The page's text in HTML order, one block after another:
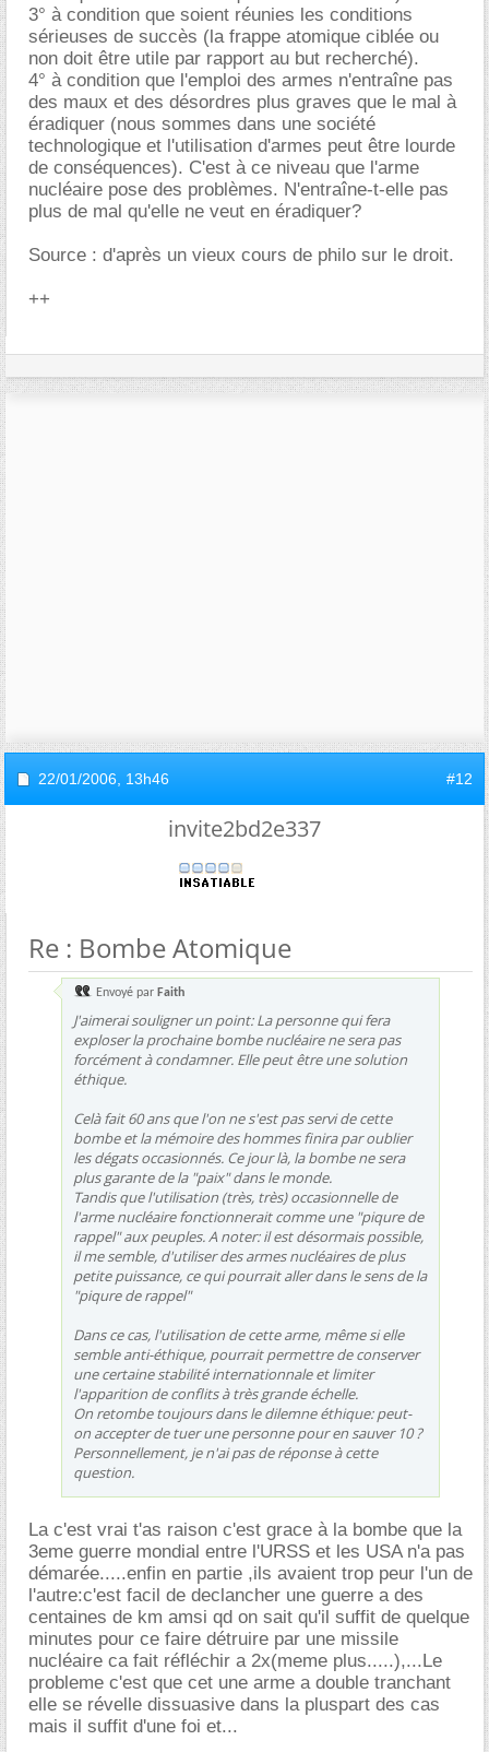
3° à condition que soient réunies les conditions
sérieuses de succès (la frappe atomique ciblée ou
non doit être utile par rapport au but recherché).
4° à condition que l'emploi des armes n'entraîne pas
des maux et des désordres plus graves que le mal à
éradiquer (nous sommes dans une société
technologique et l'utilisation d'armes peut être lourde
de conséquences). C'est à ce niveau que l'arme
nucléaire pose des problèmes. N'entraîne-t-elle pas
plus de mal qu'elle ne veut en éradiquer?
Source : d'après un vieux cours de philo sur le droit.
++
22/01/2006, 13h46 #12
invite2bd2e337
Re : Bombe Atomique
Envoyé par Faith
J'aimerai souligner un point: La personne qui fera
exploser la prochaine bombe nucléaire ne sera pas
forcément à condamner. Elle peut être une solution
éthique.
Celà fait 60 ans que l'on ne s'est pas servi de cette
bombe et la mémoire des hommes finira par oublier
les dégats occasionnés. Ce jour là, la bombe ne sera
plus garante de la "paix" dans le monde.
Tandis que l'utilisation (très, très) occasionnelle de
l'arme nucléaire fonctionnerait comme une "piqure de
rappel" aux peuples. A noter: il est désormais possible,
il me semble, d'utiliser des armes nucléaires de plus
petite puissance, ce qui pourrait aller dans le sens de la
"piqure de rappel"
Dans ce cas, l'utilisation de cette arme, même si elle
semble anti-éthique, pourrait permettre de conserver
une certaine stabilité internationnale et limiter
l'apparition de conflits à très grande échelle.
On retombe toujours dans le dilemne éthique: peut-
on accepter de tuer une personne pour en sauver 10 ?
Personnellement, je n'ai pas de réponse à cette
question.
La c'est vrai t'as raison c'est grace à la bombe que la
3eme guerre mondial entre l'URSS et les USA n'a pas
démarée.....enfin en partie ,ils avaient trop peur l'un de
l'autre:c'est facil de declancher une guerre a des
centaines de km amsi qd on sait qu'il suffit de quelque
minutes pour ce faire détruire par une missile
nucléaire ca fait réfléchir a 2x(meme plus.....),...Le
probleme c'est que cet une arme a double tranchant
elle se révelle dissuasive dans la pluspart des cas
mais il suffit d'une foi et...